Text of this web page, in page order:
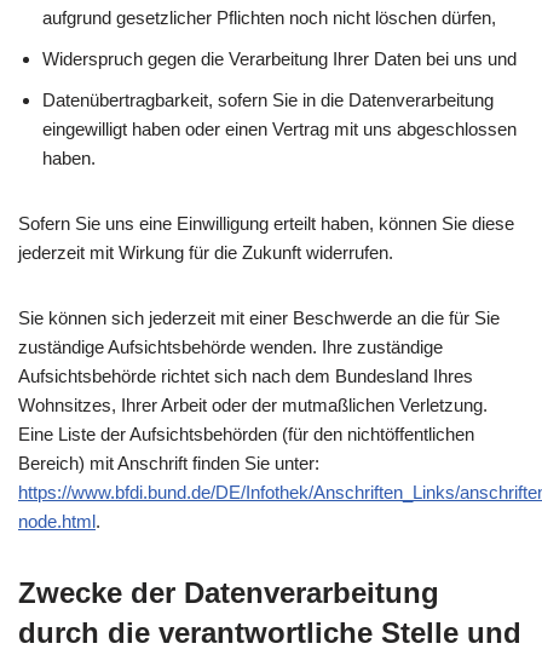
aufgrund gesetzlicher Pflichten noch nicht löschen dürfen,
Widerspruch gegen die Verarbeitung Ihrer Daten bei uns und
Datenübertragbarkeit, sofern Sie in die Datenverarbeitung
eingewilligt haben oder einen Vertrag mit uns abgeschlossen
haben.
Sofern Sie uns eine Einwilligung erteilt haben, können Sie diese
jederzeit mit Wirkung für die Zukunft widerrufen.
Sie können sich jederzeit mit einer Beschwerde an die für Sie
zuständige Aufsichtsbehörde wenden. Ihre zuständige
Aufsichtsbehörde richtet sich nach dem Bundesland Ihres
Wohnsitzes, Ihrer Arbeit oder der mutmaßlichen Verletzung.
Eine Liste der Aufsichtsbehörden (für den nichtöffentlichen
Bereich) mit Anschrift finden Sie unter:
https://www.bfdi.bund.de/DE/Infothek/Anschriften_Links/
node.html.
Zwecke der Datenverarbeitung
durch die verantwortliche Stelle und